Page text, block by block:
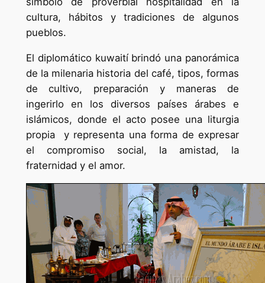
cultura, hábitos y tradiciones de algunos
pueblos.
El diplomático kuwaití brindó una panorámica
de la milenaria historia del café, tipos, formas
de cultivo, preparación y maneras de
ingerirlo en los diversos países árabes e
islámicos, donde el acto posee una liturgia
propia y representa una forma de expresar
el compromiso social, la amistad, la
fraternidad y el amor.